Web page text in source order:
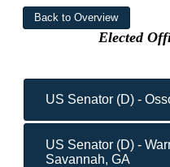
Elected
US Senator (D) -
US Senator (D) -
Savannah, GA